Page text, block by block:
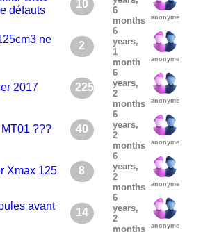
défauts
10
6
months
anonyme
ne
2
6
years,
1
month
anonyme
2017 225
6
years,
2
months
anonyme
??? 40
6
years,
2
months
anonyme
Xmax 125 8
6
years,
2
months
anonyme
avant
14
6
years,
2
months
anonyme